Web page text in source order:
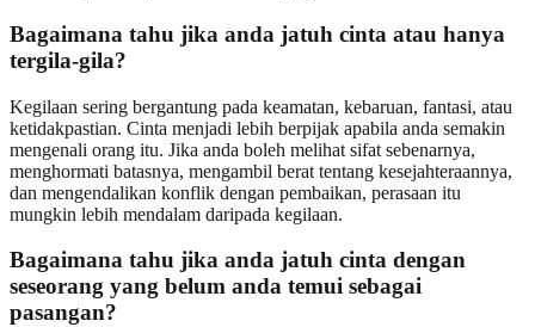
Bagaimana tahu jika anda jatuh cinta atau hanya
tergila-gila?
Kegilaan sering bergantung pada keamatan, kebaruan, fantasi, atau
ketidakpastian. Cinta menjadi lebih berpijak apabila anda semakin
mengenali orang itu. Jika anda boleh melihat sifat sebenarnya,
menghormati batasnya, mengambil berat tentang kesejahteraannya,
dan mengendalikan konflik dengan pembaikan, perasaan itu
mungkin lebih mendalam daripada kegilaan.
Bagaimana tahu jika anda jatuh cinta dengan
seseorang yang belum anda temui sebagai
pasangan?